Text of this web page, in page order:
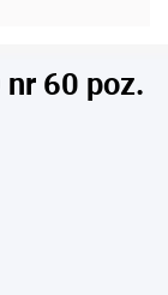
60 poz.